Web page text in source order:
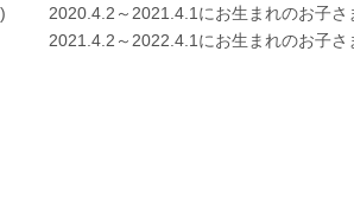
) 2020.4.2～2021.4.1にお生まれのお子さ
～2022.4.1にお生まれのお子さま